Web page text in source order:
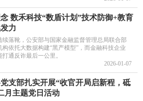
数禾科技“数盾计划”技术防御+教育
力
续落靴，公安部与国家金融监督管理总局联合部
依托大数据构建“黑产模型”，而金融科技企业
通反诈最后一公里。
2026-01-07
支部扎实开展“收官开局启新程，砥
月主题党日活动